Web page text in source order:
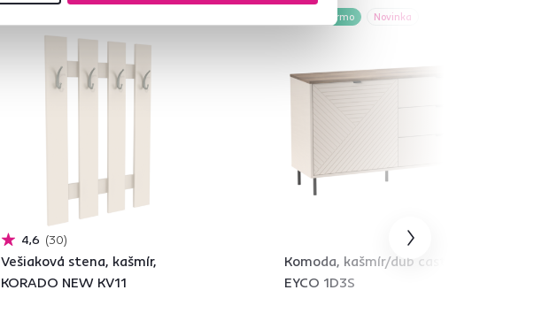
4,6 30
Vešiaková stena, kašmír,
KORADO NEW KV11
Zadarmo Novinka
Komoda, kašmír/dub castello,
EYCO 1D3S